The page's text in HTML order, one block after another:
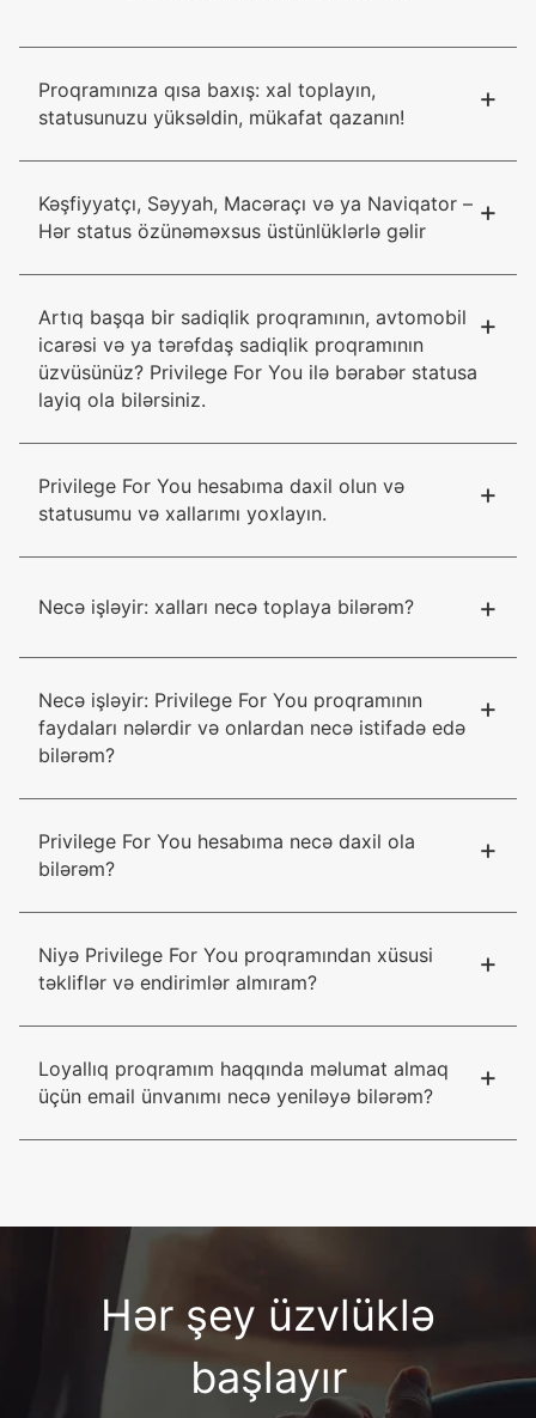
Proqramınıza qısa baxış: xal toplayın,
statusunuzu yüksəldin, mükafat qazanın!
+
Kəşfiyyatçı, Səyyah, Macəraçı və ya Naviqator –
Hər status özünəməxsus üstünlüklərlə gəlir
+
Artıq başqa bir sadiqlik proqramının, avtomobil
icarəsi və ya tərəfdaş sadiqlik proqramının
üzvüsünüz? Privilege For You ilə bərabər statusa
layiq ola bilərsiniz.
+
Privilege For You hesabıma daxil olun və
statusumu və xallarımı yoxlayın.
+
Necə işləyir: xalları necə toplaya bilərəm? +
Necə işləyir: Privilege For You proqramının
faydaları nələrdir və onlardan necə istifadə edə
bilərəm?
+
Privilege For You hesabıma necə daxil ola
bilərəm?
+
Niyə Privilege For You proqramından xüsusi
təkliflər və endirimlər almıram?
+
Loyallıq proqramım haqqında məlumat almaq
üçün email ünvanımı necə yeniləyə bilərəm?
+
Hər şey üzvlüklə
başlayır